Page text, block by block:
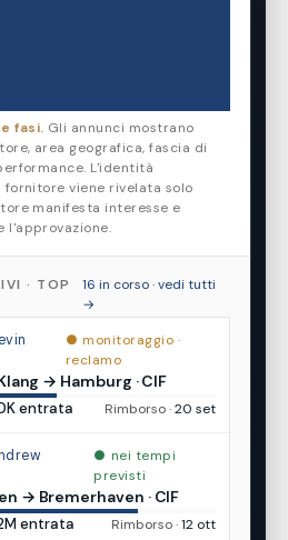
fasi. Gli annunci mostrano
area geografica, fascia di
L'identità
viene rivelata solo
manifesta interesse e
l'approvazione.
· TOP
16 in corso · vedi tutti
→
monitoraggio ·
reclamo
→ Hamburg · CIF
entrata Rimborso ·20 set
nei tempi
previsti
→ Bremerhaven · CIF
entrata Rimborso ·12 ott